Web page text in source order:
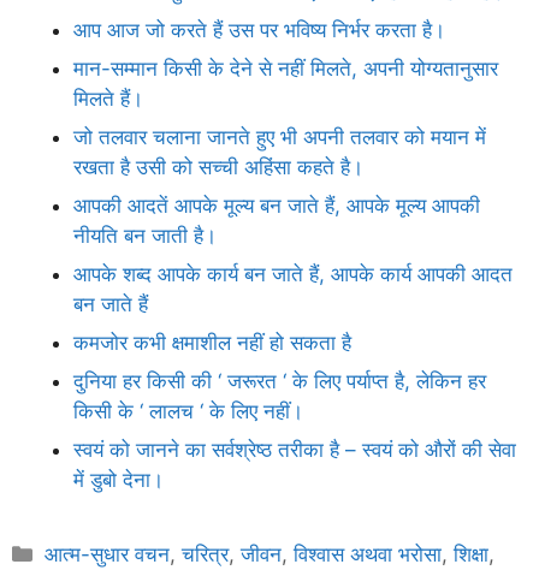
आप आज जो करते हैं उस पर भविष्य निर्भर करता है।
मान-सम्मान किसी के देने से नहीं मिलते, अपनी योग्यतानुसार
मिलते हैं।
जो तलवार चलाना जानते हुए भी अपनी तलवार को मयान में
रखता है उसी को सच्ची अहिंसा कहते है।
आपकी आदतें आपके मूल्य बन जाते हैं, आपके मूल्य आपकी
नीयति बन जाती है।
आपके शब्द आपके कार्य बन जाते हैं, आपके कार्य आपकी आदत
बन जाते हैं
कमजोर कभी क्षमाशील नहीं हो सकता है
दुनिया हर किसी की ‘ जरूरत ‘ के लिए पर्याप्त है, लेकिन हर
किसी के ‘ लालच ‘ के लिए नहीं।
स्वयं को जानने का सर्वश्रेष्ठ तरीका है – स्वयं को औरों की सेवा
में डुबो देना।
Categories
आत्म-सुधार वचन,चरित्र,जीवन,विश्वास अथवा भरोसा,शिक्षा,